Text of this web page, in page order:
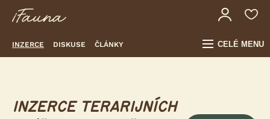
INZERCE DISKUSE ČLÁNKY CELÉ MENU
INZERCE TERARIJNÍCH